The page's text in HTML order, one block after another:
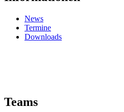
News
Termine
Downloads
Teams